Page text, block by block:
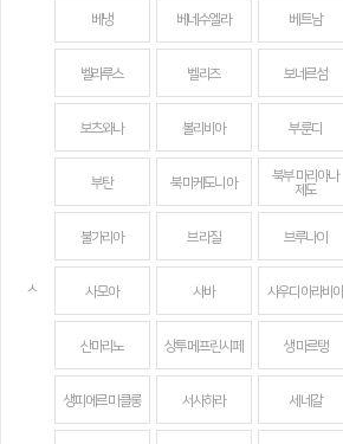
베냉 베네수엘라 베트남
벨라루스 벨리즈 보네르섬
보츠와나 볼리비아 부룬디
부탄 북마케도니아
북부 마리아나
제도
불가리아 브라질 브루나이
ㅅ 사모아 사바 사우디아라비아
산마리노 상투메 프린시페 생 마르탱
생피에르 미클롱 서사하라 세네갈